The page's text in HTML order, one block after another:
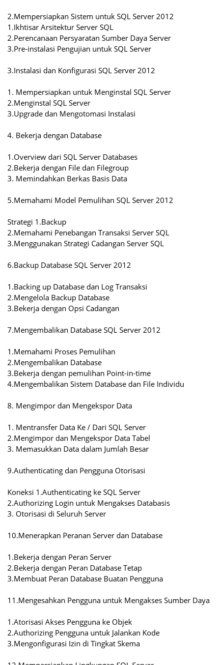
2.Mempersiapkan Sistem untuk SQL Server 2012
1.Ikhtisar Arsitektur Server SQL
2.Perencanaan Persyaratan Sumber Daya Server
3.Pre-instalasi Pengujian untuk SQL Server
3.Instalasi dan Konfigurasi SQL Server 2012
1. Mempersiapkan untuk Menginstal SQL Server
2.Menginstal SQL Server
3.Upgrade dan Mengotomasi Instalasi
4. Bekerja dengan Database
1.Overview dari SQL Server Databases
2.Bekerja dengan File dan Filegroup
3. Memindahkan Berkas Basis Data
5.Memahami Model Pemulihan SQL Server 2012
Strategi 1.Backup
2.Memahami Penebangan Transaksi Server SQL
3.Menggunakan Strategi Cadangan Server SQL
6.Backup Database SQL Server 2012
1.Backing up Database dan Log Transaksi
2.Mengelola Backup Database
3.Bekerja dengan Opsi Cadangan
7.Mengembalikan Database SQL Server 2012
1.Memahami Proses Pemulihan
2.Mengembalikan Database
3.Bekerja dengan pemulihan Point-in-time
4.Mengembalikan Sistem Database dan File Individu
8. Mengimpor dan Mengekspor Data
1. Mentransfer Data Ke / Dari SQL Server
2.Mengimpor dan Mengekspor Data Tabel
3. Memasukkan Data dalam Jumlah Besar
9.Authenticating dan Pengguna Otorisasi
Koneksi 1.Authenticating ke SQL Server
2.Authorizing Login untuk Mengakses Databasis
3. Otorisasi di Seluruh Server
10.Menerapkan Peranan Server dan Database
1.Bekerja dengan Peran Server
2.Bekerja dengan Peran Database Tetap
3.Membuat Peran Database Buatan Pengguna
11.Mengesahkan Pengguna untuk Mengakses Sumber Daya
1.Atorisasi Akses Pengguna ke Objek
2.Authorizing Pengguna untuk Jalankan Kode
3.Mengonfigurasi Izin di Tingkat Skema